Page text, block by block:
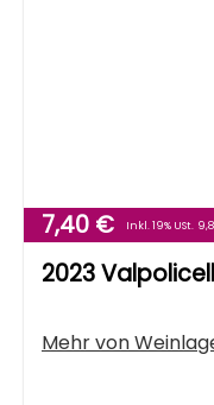
7,40 € Inkl. 19% USt.
2023
Mehr von